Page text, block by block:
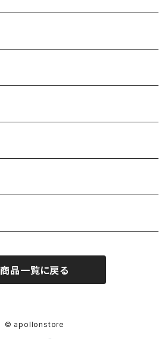
商品一覧に戻る
© apollonstore